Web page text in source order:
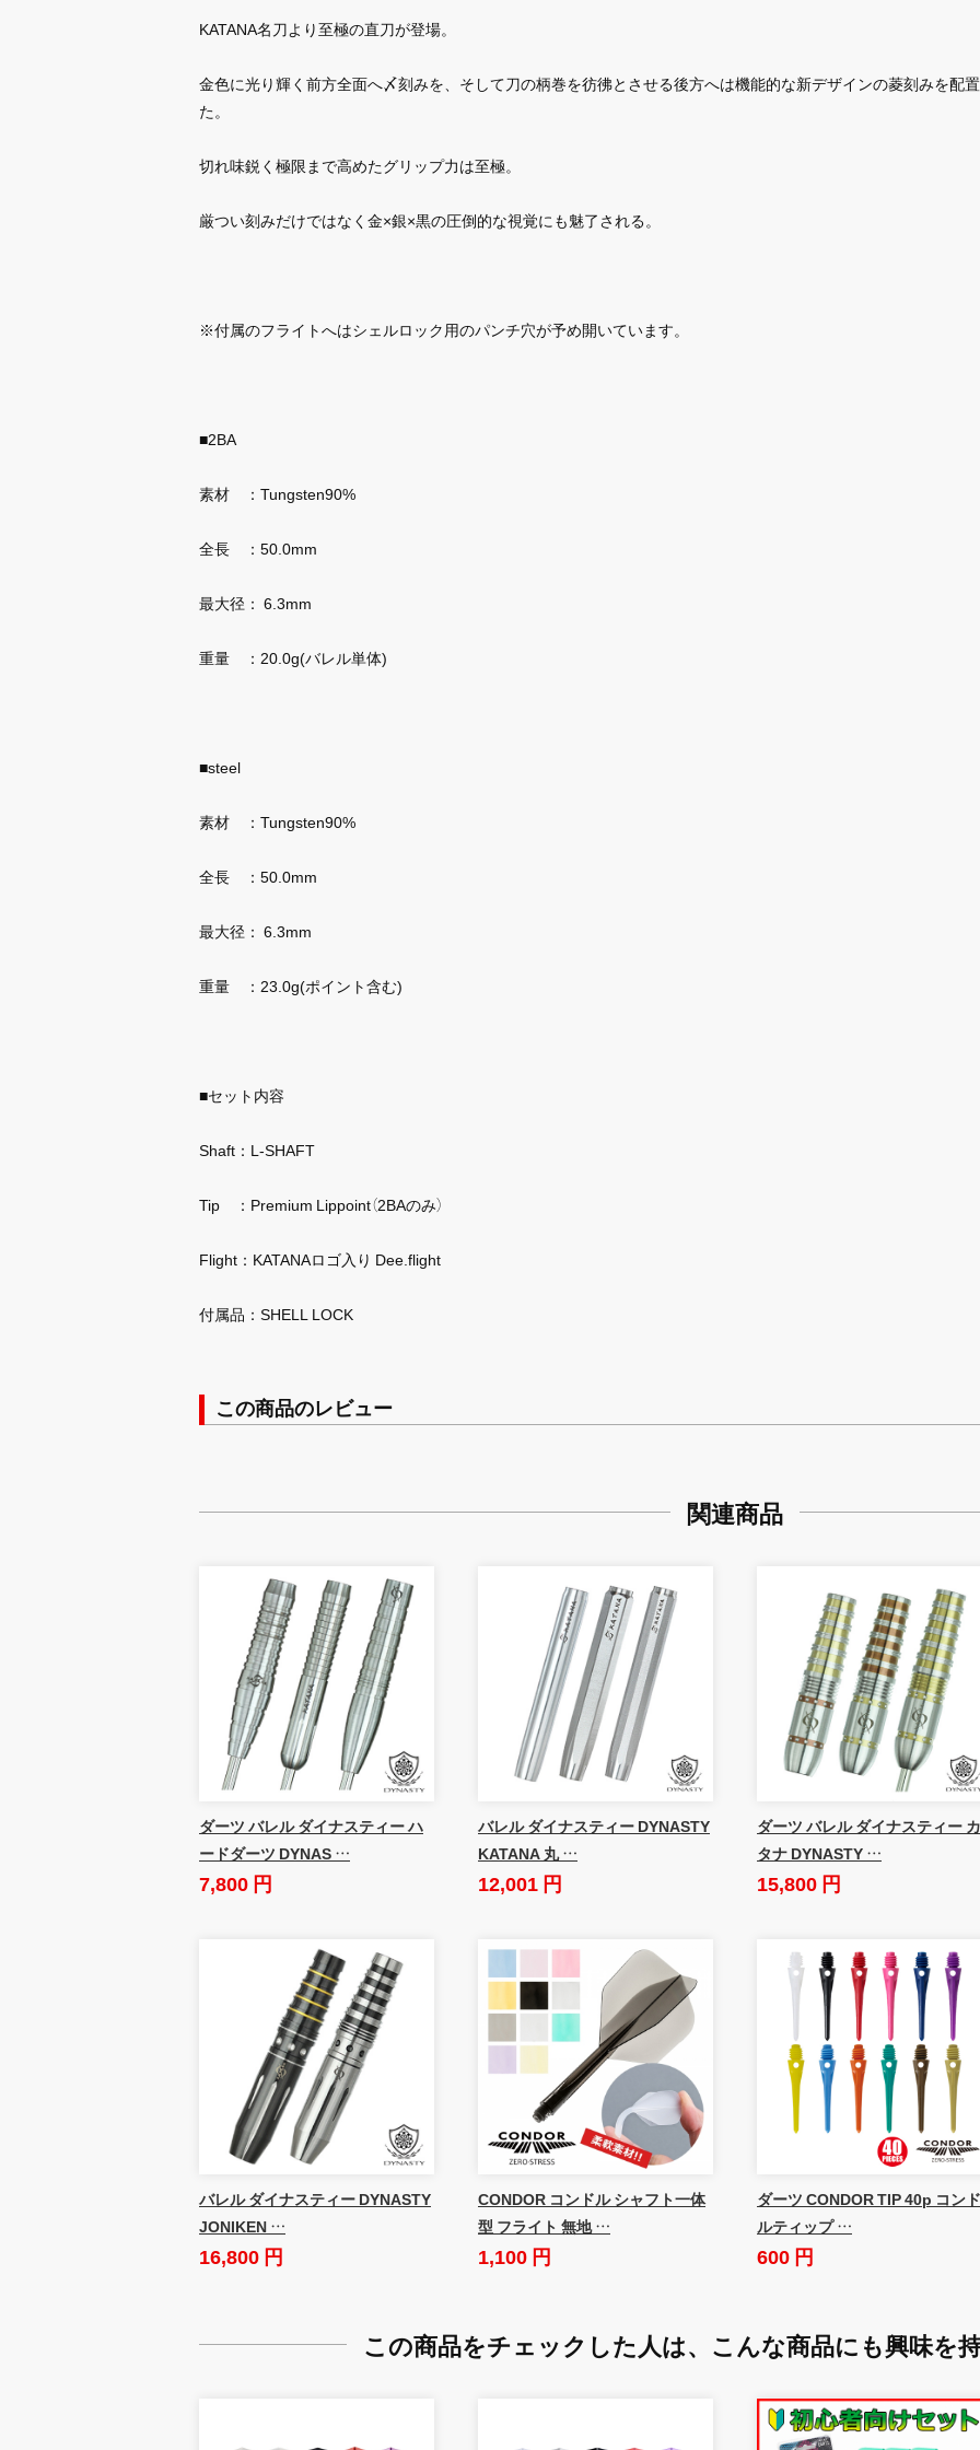
KATANA名刀より至極の直刀が登場。
金色に光り輝く前方全面へ〆刻みを、そして刀の柄巻を彷彿とさせる後方へは機能的な新デザインの菱刻みを配
た。
切れ味鋭く極限まで高めたグリップ力は至極。
厳つい刻みだけではなく金×銀×黒の圧倒的な視覚にも魅了される。
※付属のフライトへはシェルロック用のパンチ穴が予め開いています。
■2BA
素材 ：Tungsten90%
全長 ：50.0mm
最大径： 6.3mm
重量 ：20.0g(バレル単体)
■steel
素材 ：Tungsten90%
全長 ：50.0mm
最大径： 6.3mm
重量 ：23.0g(ポイント含む)
■セット内容
Shaft：L-SHAFT
Tip ：Premium Lippoint（2BAのみ）
Flight：KATANAロゴ入り Dee.flight
付属品：SHELL LOCK
この商品のレビュー
関連商品
ダーツ バレル ダイナスティー ハ
ードダーツ DYNAS …
7,800 円
バレル ダイナスティー DYNASTY
KATANA 丸 …
12,001 円
ダーツ バレル ダイナスティー カ
タナ DYNASTY …
15,800 円
バレル ダイナスティー DYNASTY
JONIKEN …
16,800 円
CONDOR コンドル シャフト一体
型 フライト 無地 …
1,100 円
ダーツ CONDOR TIP 40p コンド
ルティップ …
600 円
この商品をチェックした人は、 こんな商品にも興味を